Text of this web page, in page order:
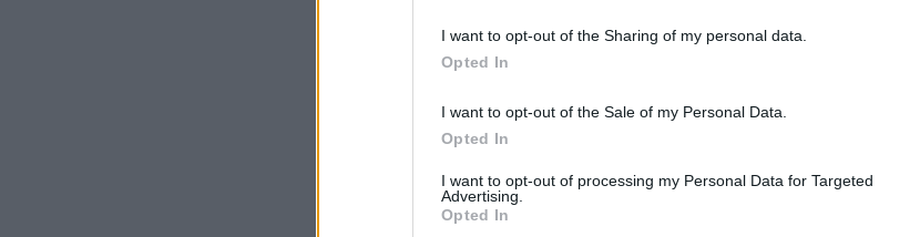
I want to opt-out of the Sharing of my personal data.
Opted In
I want to opt-out of the Sale of my Personal Data.
Opted In
I want to opt-out of processing my Personal Data for Targeted
Advertising.
Opted In